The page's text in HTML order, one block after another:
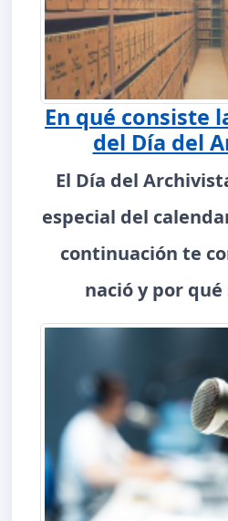
En qué consiste
del Día del
El Día del
especial del
continuación te
nació y por qué